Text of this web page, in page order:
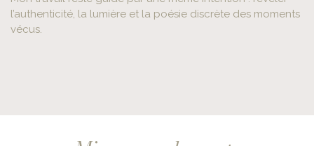
l’authenticité, la lumière et la poésie discrète des moments
vécus.